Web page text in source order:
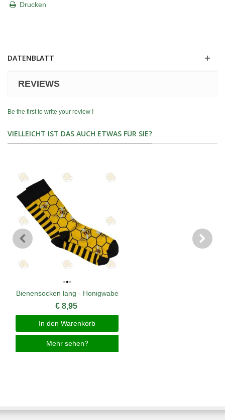
Drucken
DATENBLATT
REVIEWS
Be the first to write your review !
VIELLEICHT IST DAS AUCH ETWAS FÜR SIE?
Bienensocken lang - Honigwabe
€ 8,95
In den Warenkorb
Mehr sehen?